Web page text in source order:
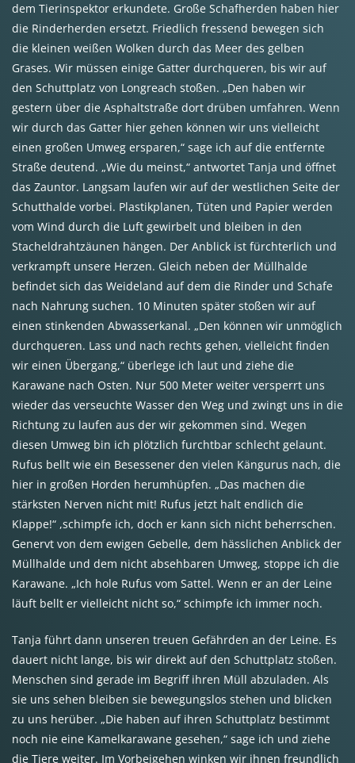
dem Tierinspektor erkundete. Große Schafherden haben hier
die Rinderherden ersetzt. Friedlich fressend bewegen sich
die kleinen weißen Wolken durch das Meer des gelben
Grases. Wir müssen einige Gatter durchqueren, bis wir auf
den Schuttplatz von Longreach stoßen. „Den haben wir
gestern über die Asphaltstraße dort drüben umfahren. Wenn
wir durch das Gatter hier gehen können wir uns vielleicht
einen großen Umweg ersparen,“ sage ich auf die entfernte
Straße deutend. „Wie du meinst,“ antwortet Tanja und öffnet
das Zauntor. Langsam laufen wir auf der westlichen Seite der
Schutthalde vorbei. Plastikplanen, Tüten und Papier werden
vom Wind durch die Luft gewirbelt und bleiben in den
Stacheldrahtzäunen hängen. Der Anblick ist fürchterlich und
verkrampft unsere Herzen. Gleich neben der Müllhalde
befindet sich das Weideland auf dem die Rinder und Schafe
nach Nahrung suchen. 10 Minuten später stoßen wir auf
einen stinkenden Abwasserkanal. „Den können wir unmöglich
durchqueren. Lass und nach rechts gehen, vielleicht finden
wir einen Übergang,“ überlege ich laut und ziehe die
Karawane nach Osten. Nur 500 Meter weiter versperrt uns
wieder das verseuchte Wasser den Weg und zwingt uns in die
Richtung zu laufen aus der wir gekommen sind. Wegen
diesen Umweg bin ich plötzlich furchtbar schlecht gelaunt.
Rufus bellt wie ein Besessener den vielen Kängurus nach, die
hier in großen Horden herumhüpfen. „Das machen die
stärksten Nerven nicht mit! Rufus jetzt halt endlich die
Klappe!“ ,schimpfe ich, doch er kann sich nicht beherrschen.
Genervt von dem ewigen Gebelle, dem hässlichen Anblick der
Müllhalde und dem nicht absehbaren Umweg, stoppe ich die
Karawane. „Ich hole Rufus vom Sattel. Wenn er an der Leine
läuft bellt er vielleicht nicht so,“ schimpfe ich immer noch.
Tanja führt dann unseren treuen Gefährden an der Leine. Es
dauert nicht lange, bis wir direkt auf den Schuttplatz stoßen.
Menschen sind gerade im Begriff ihren Müll abzuladen. Als
sie uns sehen bleiben sie bewegungslos stehen und blicken
zu uns herüber. „Die haben auf ihren Schuttplatz bestimmt
noch nie eine Kamelkarawane gesehen,“ sage ich und ziehe
die Tiere weiter. Im Vorbeigehen winken wir ihnen freundlich